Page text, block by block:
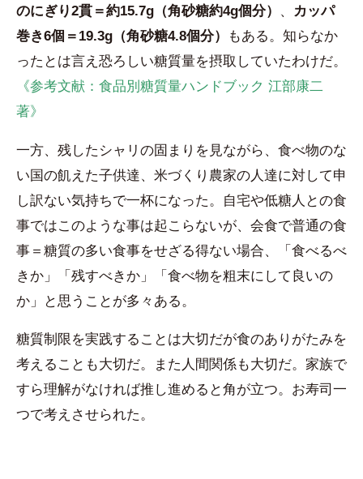
のにぎり2貫＝約15.7g（角砂糖約4g個分）
、
カッパ
巻き6個＝19.3g（角砂糖4.8個分）
もある。知らなか
ったとは言え恐ろしい糖質量を摂取していたわけだ。
《参考文献：食品別糖質量ハンドブック 江部康二
著》
一方、残したシャリの固まりを見ながら、食べ物のな
い国の飢えた子供達、米づくり農家の人達に対して申
し訳ない気持ちで一杯になった。自宅や低糖人との食
事ではこのような事は起こらないが、会食で普通の食
事＝糖質の多い食事をせざる得ない場合、「食べるべ
きか」「残すべきか」「食べ物を粗末にして良いの
か」と思うことが多々ある。
糖質制限を実践することは大切だが食のありがたみを
考えることも大切だ。また人間関係も大切だ。家族で
すら理解がなければ推し進めると角が立つ。お寿司一
つで考えさせられた。